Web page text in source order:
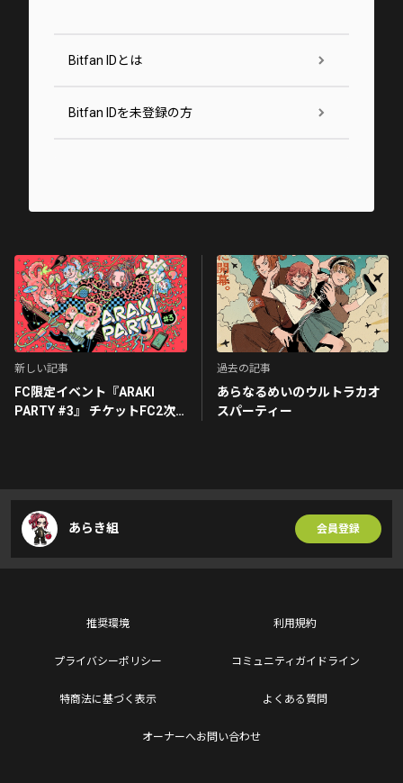
Bitfan IDとは
Bitfan IDを未登録の方
新しい記事
FC限定イベント『ARAKI
PARTY #3』 チケットFC2次
過去の記事
あらなるめいのウルトラカオ
スパーティー
あらき組 会員登録
推奨環境 利用規約
プライバシーポリシー コミュニティガイドライン
特商法に基づく表示 よくある質問
オーナーへお問い合わせ